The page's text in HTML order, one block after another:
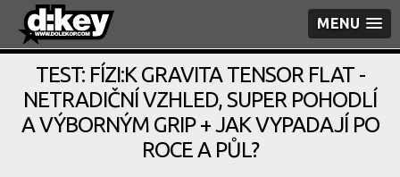
MENU
TEST: FÍZI:K GRAVITA TENSOR FLAT -
NETRADIČNÍ VZHLED, SUPER POHODLÍ
A VÝBORNÝM GRIP + JAK VYPADAJÍ PO
ROCE A PŮL?